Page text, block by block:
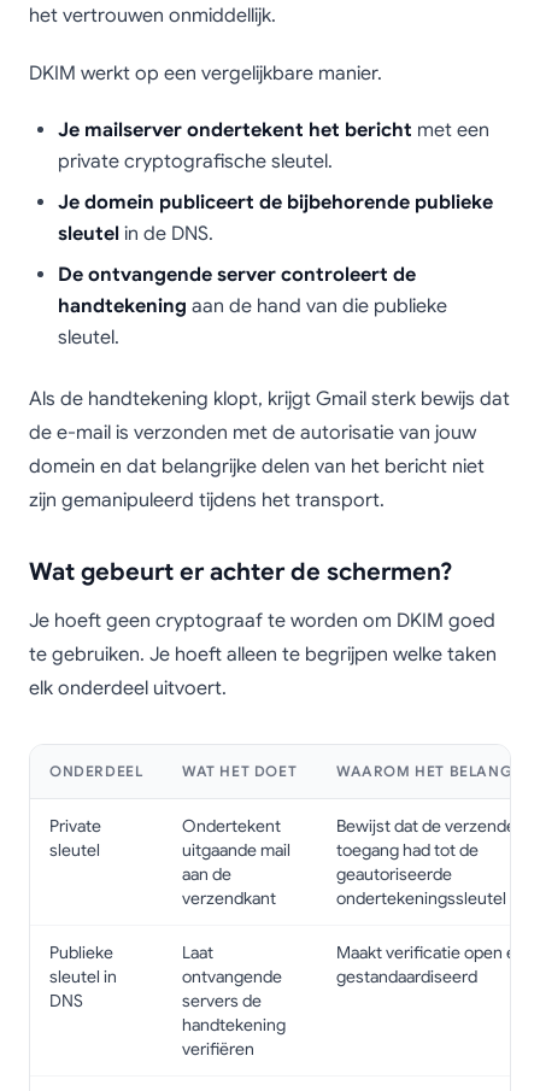
het vertrouwen onmiddellijk.
DKIM werkt op een vergelijkbare manier.
Je mailserver ondertekent het bericht met een
private cryptografische sleutel.
Je domein publiceert de bijbehorende publieke
sleutel in de DNS.
De ontvangende server controleert de
handtekening aan de hand van die publieke
sleutel.
Als de handtekening klopt, krijgt Gmail sterk bewijs dat
de e-mail is verzonden met de autorisatie van jouw
domein en dat belangrijke delen van het bericht niet
zijn gemanipuleerd tijdens het transport.
Wat gebeurt er achter de schermen?
Je hoeft geen cryptograaf te worden om DKIM goed
te gebruiken. Je hoeft alleen te begrijpen welke taken
elk onderdeel uitvoert.
ONDERDEEL WAT HET DOET WAAROM HET
Private
sleutel
Ondertekent
uitgaande mail
aan de
verzendkant
Bewijst dat de verzender
toegang had tot de
geautoriseerde
ondertekeningssleutel
Publieke
sleutel in
DNS
Laat
ontvangende
servers de
handtekening
verifiëren
Maakt verificatie open en
gestandaardiseerd